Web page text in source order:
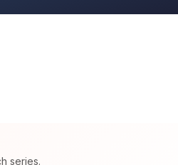
series.